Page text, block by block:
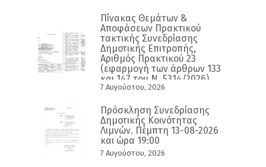
Πίνακας Θεμάτων &
Αποφάσεων Πρακτικού
τακτικής Συνεδρίασης
Δημοτικής Επιτροπής,
Αριθμός Πρακτικού 23
(εφαρμογή των άρθρων 133
και 147 του Ν. 5314/2026)
7 Αυγούστου, 2026
Πρόσκληση Συνεδρίασης
Δημοτικής Κοινότητας
Λιμνών. Πέμπτη 13-08-2026
και ώρα 19:00
7 Αυγούστου, 2026